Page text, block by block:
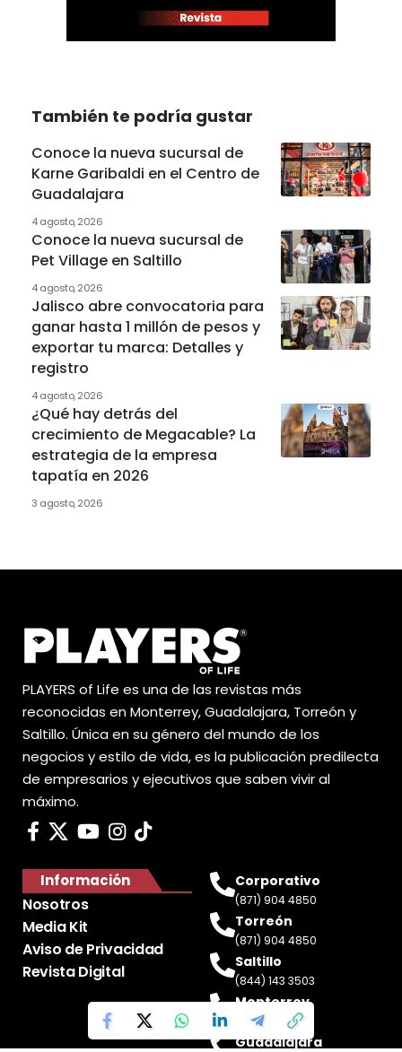
También te podría gustar
Conoce la nueva sucursal de
Karne Garibaldi en el Centro de
Guadalajara
4 agosto, 2026
Conoce la nueva sucursal de
Pet Village en Saltillo
4 agosto, 2026
Jalisco abre convocatoria para
ganar hasta 1 millón de pesos y
exportar tu marca: Detalles y
registro
4 agosto, 2026
¿Qué hay detrás del
crecimiento de Megacable? La
estrategia de la empresa
tapatía en 2026
3 agosto, 2026
PLAYERS of Life es una de las revistas más
reconocidas en Monterrey, Guadalajara, Torreón y
Saltillo. Única en su género del mundo de los
negocios y estilo de vida, es la publicación predilecta
de empresarios y ejecutivos que saben vivir al
máximo.
Información
Nosotros
Media Kit
Aviso de Privacidad
Revista Digital
Corporativo
(871) 904 4850
Torreón
(871) 904 4850
Saltillo
(844) 143 3503
Monterrey
(81) 2188 0412
Guadalajara